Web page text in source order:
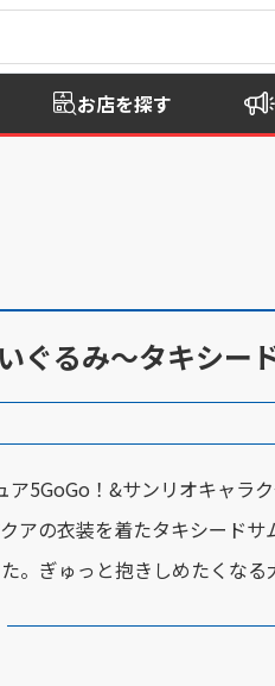
お店を探す
ぐるみ～タキシー
ア5GoGo！&サンリオキャラ
アの衣装を着たタキシードサ
。ぎゅっと抱きしめたくなる